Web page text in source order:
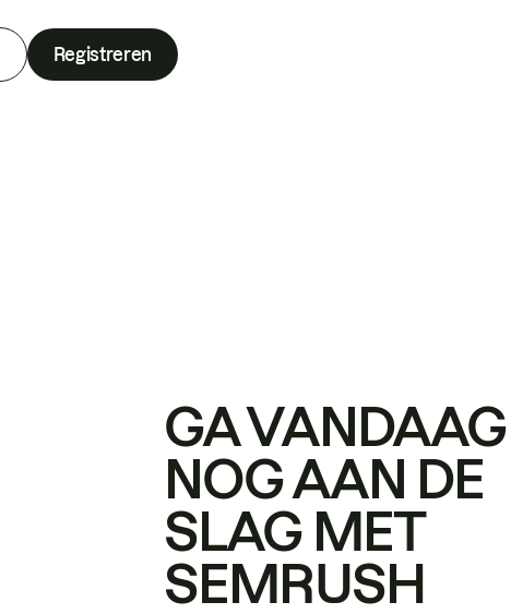
Registreren
GA VANDAAG
NOG AAN DE
SLAG MET
SEMRUSH